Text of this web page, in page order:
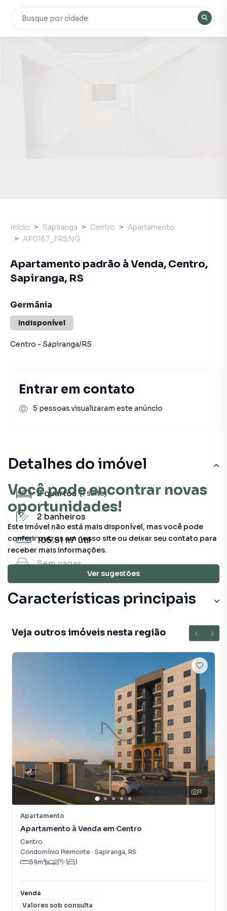
Você pode encontrar novas
oportunidades!
Este imóvel não está mais disponível, mas você pode
conferir outros em nosso site ou deixar seu contato para
receber mais informações.
Ver sugestões
Detalhes do imóvel
2quartos (1 suíte)
2 banheiros
105.51 m² útil
Semvagas
Características principais
Veja outros imóveis nesta região
11
Apartamento
Apartamento à Venda em Centro
Centro
Condomínio Piemonte · Sapiranga, RS
59m² 2 1 1
Venda
Valores sob consulta
Início Sapiranga Centro
Apartamento
AP0167_FRSNG
Apartamento padrão à Venda, Centro,
Sapiranga, RS
Germânia
Indisponível
Centro - Sapiranga/RS
Entrar em contato
5 pessoas visualizaram este anúncio